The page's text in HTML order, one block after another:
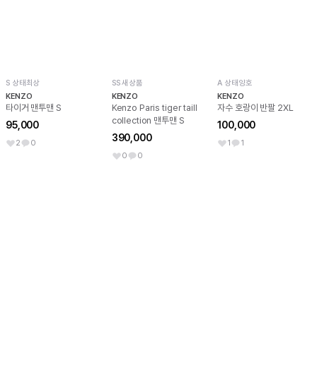
S 상태최상
KENZO
타이거 맨투맨 S
95,000
2 0
SS 새상품
KENZO
Kenzo Paris tiger taill
collection 맨투맨 S
390,000
0 0
A 상태양호
KENZO
자수 호랑이 반팔 2XL
100,000
1 1